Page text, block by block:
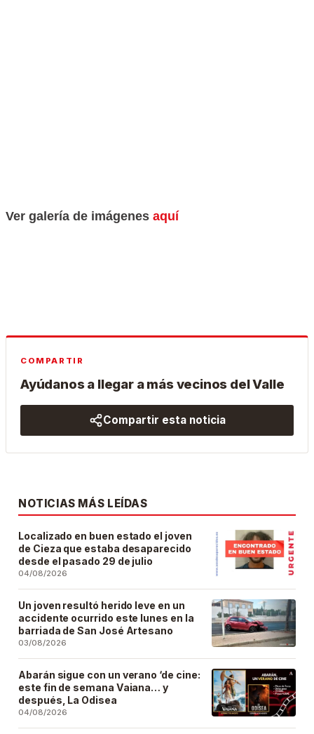
Ver galería de imágenesaquí
COMPARTIR
Ayúdanos a llegar a más vecinos del Valle
Compartir esta noticia
NOTICIAS MÁS LEÍDAS
Localizado en buen estado el joven
de Cieza que estaba desaparecido
desde el pasado 29 de julio
04/08/2026
Un joven resultó herido leve en un
accidente ocurrido este lunes en la
barriada de San José Artesano
03/08/2026
Abarán sigue con un verano ‘de cine:
este fin de semana Vaiana… y
después, La Odisea
04/08/2026